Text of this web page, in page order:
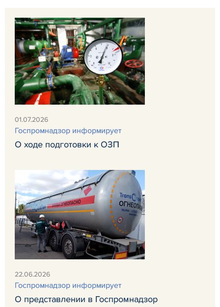
01.07.2026
Госпромнадзор информирует
О ходе подготовки к ОЗП
22.06.2026
Госпромнадзор информирует
О представлении в Госпромнадзор